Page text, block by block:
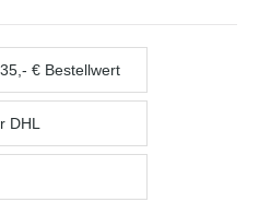
€ Bestellwert
DHL